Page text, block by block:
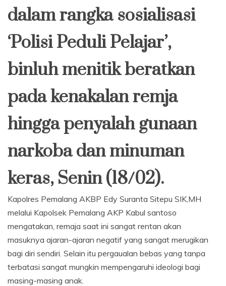
dalam rangka sosialisasi
‘Polisi Peduli Pelajar’,
binluh menitik beratkan
pada kenakalan remja
hingga penyalah gunaan
narkoba dan minuman
keras, Senin (18/02).
Kapolres Pemalang AKBP Edy Suranta Sitepu SIK,MH
melalui Kapolsek Pemalang AKP Kabul santoso
mengatakan, remaja saat ini sangat rentan akan
masuknya ajaran-ajaran negatif yang sangat merugikan
bagi diri sendiri. Selain itu pergaualan bebas yang tanpa
terbatasi sangat mungkin mempengaruhi ideologi bagi
masing-masing anak.